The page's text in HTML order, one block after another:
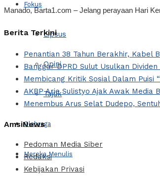
Fokus
Lipsus
Opini
Tajuk
Olahraga
Mereka Menulis
Manado, Barta1.com – Jelang perayaan Hari
Berita Terkini
Penantian 38 Tahun Berakhir, Kabel
Banggar DPRD Sulut Usulkan
Membicang Kritik Sosial Dalam Puisi
AKBP Arie Sulistyo Ajak Awak Media
Menembus Arus Selat Dudepo,
AmsiNews
Pedoman Media Siber
Redaksi
Kebijakan Privasi